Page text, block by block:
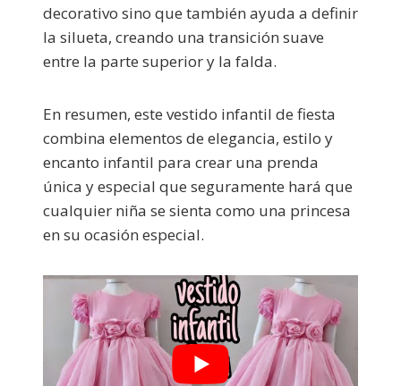
decorativo sino que también ayuda a definir
la silueta, creando una transición suave
entre la parte superior y la falda.
En resumen, este vestido infantil de fiesta
combina elementos de elegancia, estilo y
encanto infantil para crear una prenda
única y especial que seguramente hará que
cualquier niña se sienta como una princesa
en su ocasión especial.